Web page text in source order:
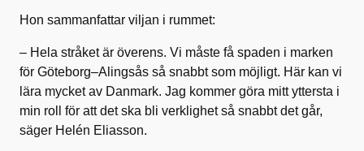
Hon sammanfattar viljan i rummet:
– Hela stråket är överens. Vi måste få spaden i marken
för Göteborg–Alingsås så snabbt som möjligt. Här kan vi
lära mycket av Danmark. Jag kommer göra mitt yttersta i
min roll för att det ska bli verklighet så snabbt det går,
säger Helén Eliasson.